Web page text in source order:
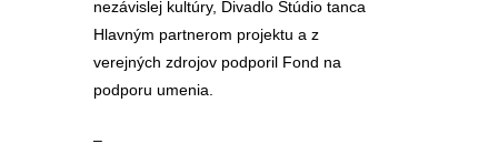
nezávislej kultúry, Divadlo Štúdio tanca
Hlavným partnerom projektu a z
verejných zdrojov podporil Fond na
podporu umenia.
–